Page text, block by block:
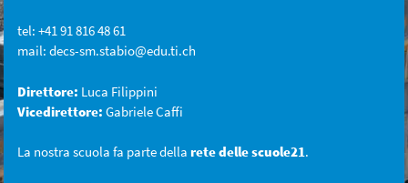
tel: +41 91 816 48 61
mail:decs-sm.stabio@edu.ti.ch
Direttore: Luca Filippini
Vicedirettore:Gabriele Caffi
La nostra scuola fa parte dellarete delle scuole21.